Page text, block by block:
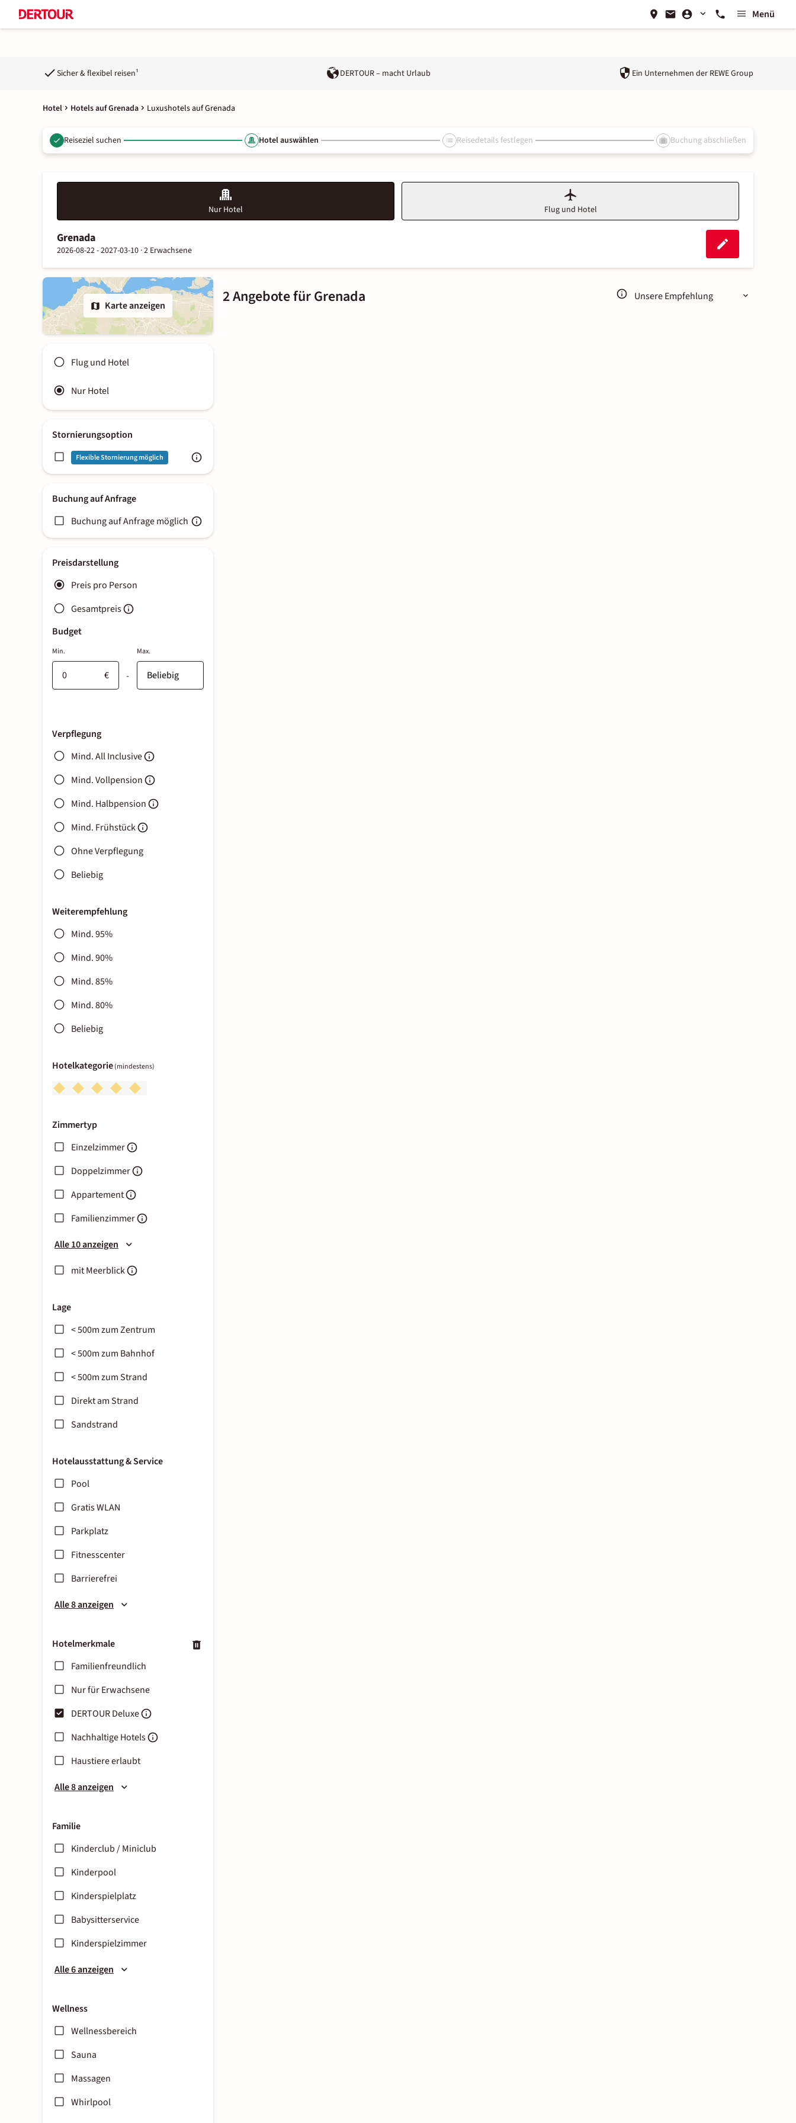
Menü
Sicher & flexibel reisen¹ DERTOUR – macht Urlaub Ein Unternehmen der REWE Group
Hotel Hotels auf Grenada Luxushotels auf Grenada
Reiseziel suchen Hotel auswählen Reisedetails festlegen Buchung abschließen
Nur Hotel Flug und Hotel
Grenada
2026-08-22 - 2027-03-10 ·2 Erwachsene
Karte anzeigen
Flug und Hotel
Nur Hotel
Stornierungsoption
Flexible Stornierung möglich
Buchung auf Anfrage
Buchung auf Anfrage möglich
Preisdarstellung
Preis pro Person
Gesamtpreis
Budget
Min.
€ -
Max.
Verpflegung
Mind. All Inclusive
Mind. Vollpension
Mind. Halbpension
Mind. Frühstück
Ohne Verpflegung
Beliebig
Weiterempfehlung
Mind. 95%
Mind. 90%
Mind. 85%
Mind. 80%
Beliebig
Hotelkategorie(mindestens)
Zimmertyp
Einzelzimmer
Doppelzimmer
Appartement
Familienzimmer
Alle 10 anzeigen
mit Meerblick
Lage
< 500m zum Zentrum
< 500m zum Bahnhof
< 500m zum Strand
Direkt am Strand
Sandstrand
Hotelausstattung & Service
Pool
Gratis WLAN
Parkplatz
Fitnesscenter
Barrierefrei
Alle 8 anzeigen
Hotelmerkmale
Familienfreundlich
Nur für Erwachsene
DERTOUR Deluxe
Nachhaltige Hotels
Haustiere erlaubt
Alle 8 anzeigen
Familie
Kinderclub / Miniclub
Kinderpool
Kinderspielplatz
Babysitterservice
Kinderspielzimmer
Alle 6 anzeigen
Wellness
Wellnessbereich
Sauna
Massagen
Whirlpool
2 Angebote für Grenada